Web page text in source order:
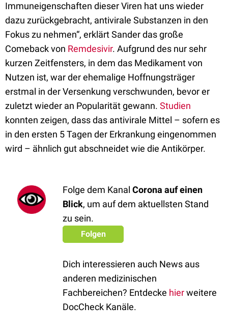
Immuneigenschaften dieser Viren hat uns wieder
dazu zurückgebracht, antivirale Substanzen in den
Fokus zu nehmen“, erklärt Sander das große
Comeback von Remdesivir. Aufgrund des nur sehr
kurzen Zeitfensters, in dem das Medikament von
Nutzen ist, war der ehemalige Hoffnungsträger
erstmal in der Versenkung verschwunden, bevor er
zuletzt wieder an Popularität gewann. Studien
konnten zeigen, dass das antivirale Mittel – sofern es
in den ersten 5 Tagen der Erkrankung eingenommen
wird – ähnlich gut abschneidet wie die Antikörper.
Folge dem Kanal Corona auf einen
Blick, um auf dem aktuellsten Stand
zu sein.
Folgen
Dich interessieren auch News aus
anderen medizinischen
Fachbereichen? Entdecke hierweitere
DocCheck Kanäle.